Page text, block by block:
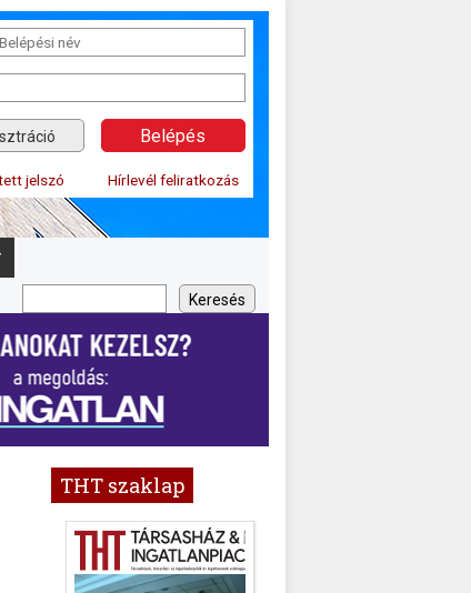
jelszó Hírlevél feliratkozás
THT szaklap